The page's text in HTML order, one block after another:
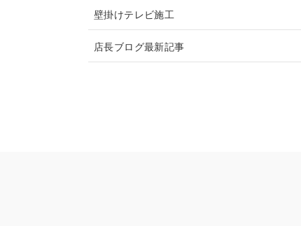
壁掛けテレビ施工
店長ブログ最新記事